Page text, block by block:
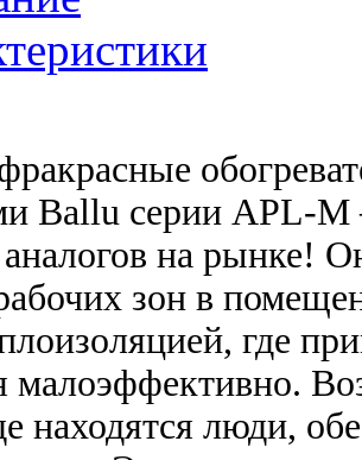
Ballu серии APL-M
на рынке!
зон в
где
малоэффективно.
находятся люди,